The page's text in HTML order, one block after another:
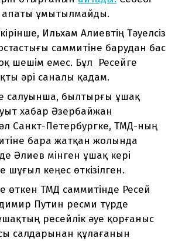
апаты ұмытылмайды.
Ильхам Алиевтің Тәуелсіз
саммитіне барудан бас
шешім емес. Бұл Ресейге
әрі саналы қадам.
салуынша, былтырғы ұшақ
хабар Әзербайжан
Санкт-Петербургке, ТМД-ның
бара жатқан жолында
Әлиев мінген ұшақ кері
кеңес өткізілген.
өткен ТМД саммитінде Ресей
Путин ресми түрде
ресейлік әуе қорғаныс
салдарынан құлағанын